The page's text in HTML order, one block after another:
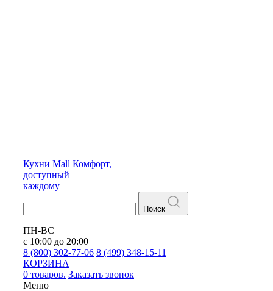
Кухни Mall Комфорт,
доступный
каждому
Поиск
ПН-ВС
с 10:00 до 20:00
8 (800) 302-77-06 8 (499) 348-15-11
КОРЗИНА
0 товаров. Заказать звонок
Меню